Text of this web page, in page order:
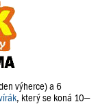
výherce) a 6
, který se koná 10–